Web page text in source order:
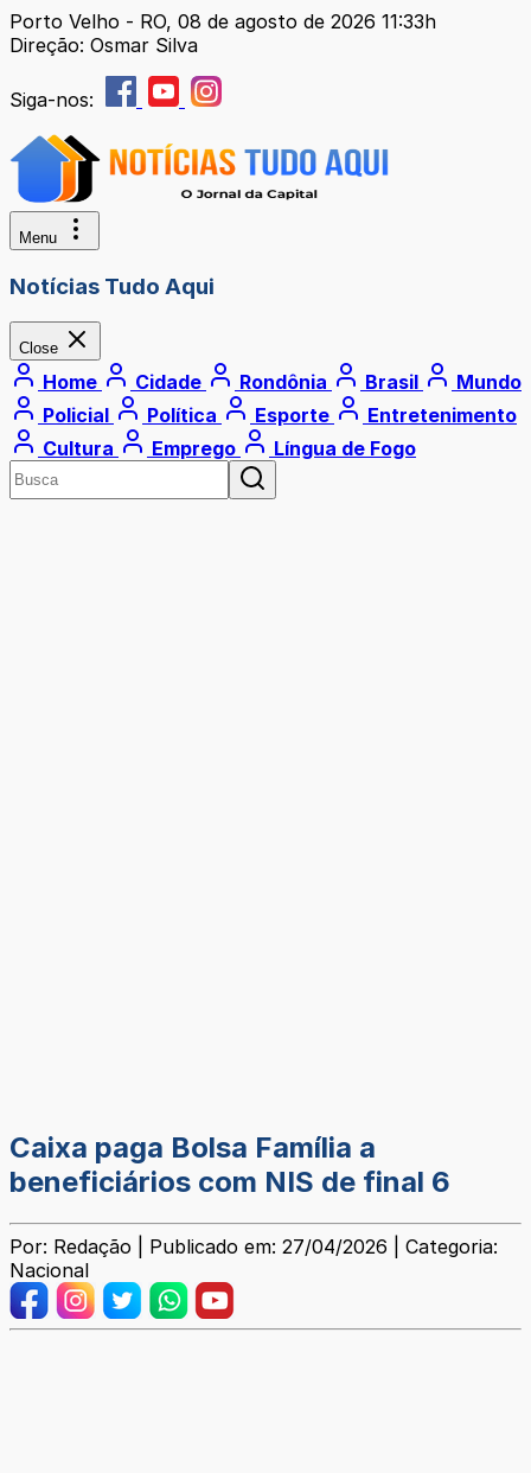
Porto Velho - RO, 08 de agosto de 2026 11:33h
Direção: Osmar Silva
Siga-nos:
Menu
Notícias Tudo Aqui
Close
Home Cidade Rondônia Brasil
Mundo
Policial
Política Esporte
Entretenimento
Cultura
Emprego Língua de Fogo
Caixa paga Bolsa Família a
beneficiários com NIS de final 6
Por: Redação | Publicado em: 27/04/2026 | Categoria:
Nacional